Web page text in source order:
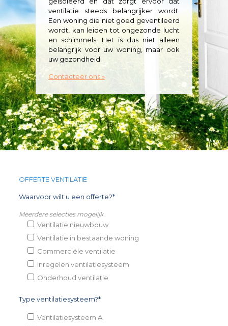
ventilatie steeds belangrijker wordt.
Een woning die niet goed geventileerd
wordt, kan leiden tot ongezonde lucht
en schimmels. Het is dus niet alleen
belangrijk voor uw woning, maar ook
uw gezondheid.
Contacteer ons »
OFFERTE VENTILATIE
Waarvoor wilt u een offerte?*
Meerdere selecties mogelijk.
Ventilatie nieuwbouw
Ventilatie in bestaande woning
Commerciële ventilatie
Inregelen ventilatiesysteem
Onderhoud ventilatie
Type ventilatiesysteem?*
Ventilatiesysteem A